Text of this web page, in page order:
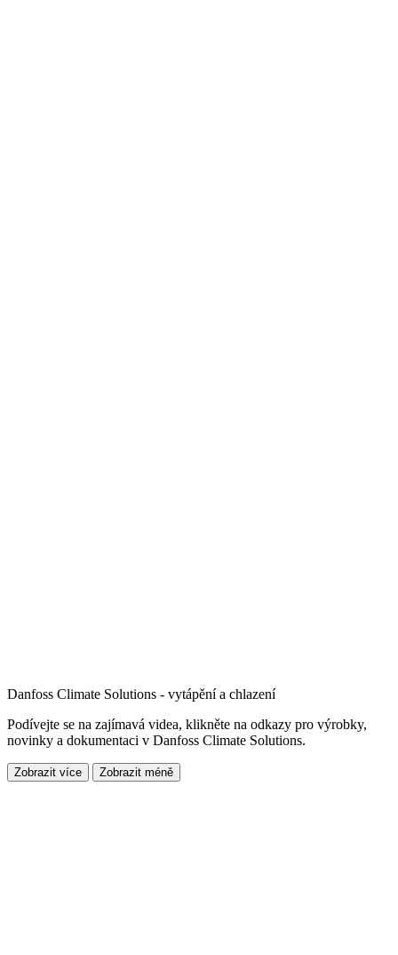
Danfoss Climate Solutions - vytápění a chlazení
Podívejte se na zajímavá videa, klikněte na odkazy pro výrobky,
novinky a dokumentaci v Danfoss Climate Solutions.
Zobrazit více Zobrazit méně